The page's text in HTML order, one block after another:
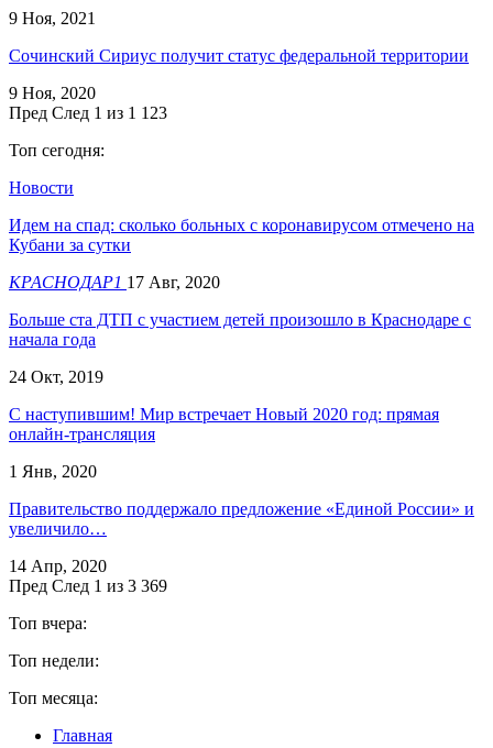
9 Ноя, 2021
Сочинский Сириус получит статус федеральной территории
9 Ноя, 2020
Пред След 1 из 1 123
Топ сегодня:
Новости
Идем на спад: сколько больных с коронавирусом отмечено на
Кубани за сутки
КРАСНОДАР1 17 Авг, 2020
Больше ста ДТП с участием детей произошло в Краснодаре с
начала года
24 Окт, 2019
С наступившим! Мир встречает Новый 2020 год: прямая
онлайн-трансляция
1 Янв, 2020
Правительство поддержало предложение «Единой России» и
увеличило…
14 Апр, 2020
Пред След 1 из 3 369
Топ вчера:
Топ недели:
Топ месяца:
Главная